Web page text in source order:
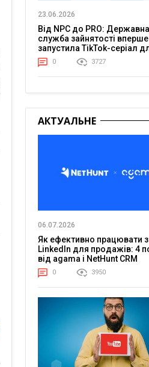
23.06.2026
Від NPC до PRO: Державна
служба зайнятості вперше
запустила TikTok-серіал
молоді
0 3727
АКТУАЛЬНЕ
06.07.2026
Як ефективно працювати з
LinkedIn для продажів: 4
від agama і NetHunt CRM
0 3950